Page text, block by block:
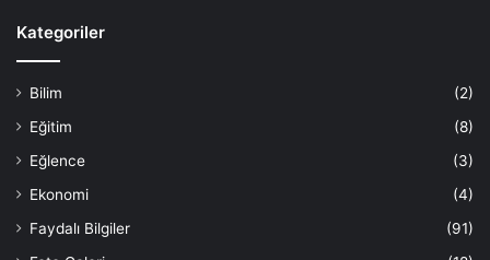
Kategoriler
Bilim
(2)
Eğitim
(8)
Eğlence
(3)
Ekonomi
(4)
Faydalı Bilgiler
(91)